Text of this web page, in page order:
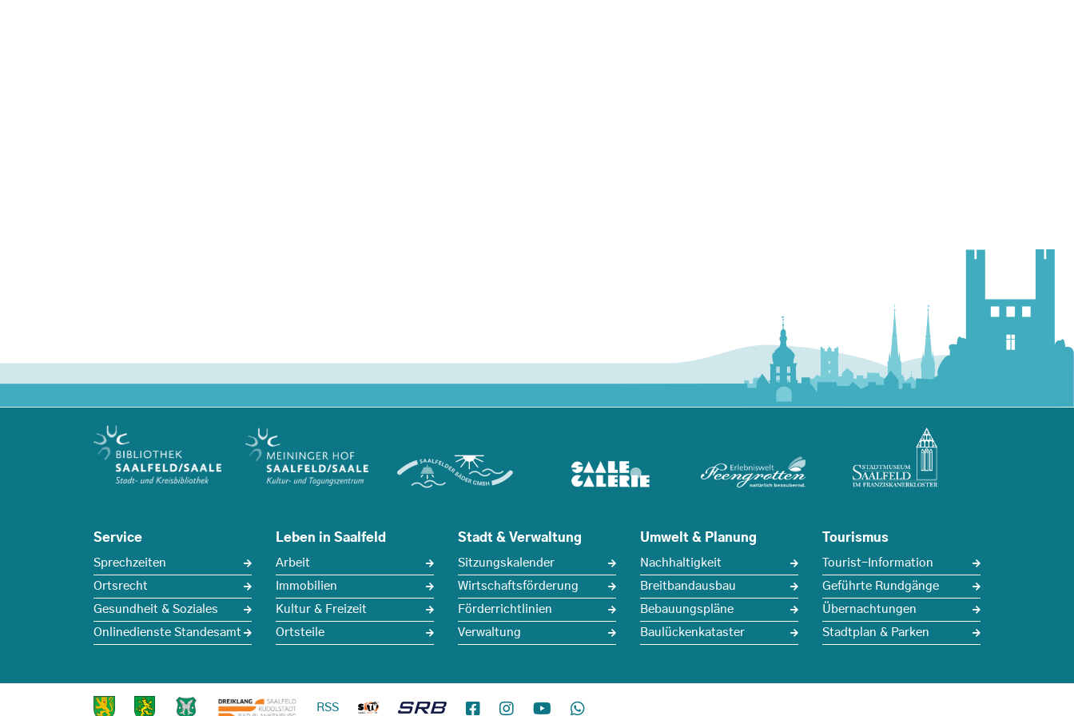
Service
Sprechzeiten
Ortsrecht
Gesundheit & Soziales
Onlinedienste Standesamt
Leben in Saalfeld
Arbeit
Immobilien
Kultur & Freizeit
Ortsteile
Stadt & Verwaltung
Sitzungskalender
Wirtschaftsförderung
Förderrichtlinien
Verwaltung
Umwelt & Planung
Nachhaltigkeit
Breitbandausbau
Bebauungspläne
Baulückenkataster
Tourismus
Tourist-Information
Geführte Rundgänge
Übernachtungen
Stadtplan & Parken
RSS